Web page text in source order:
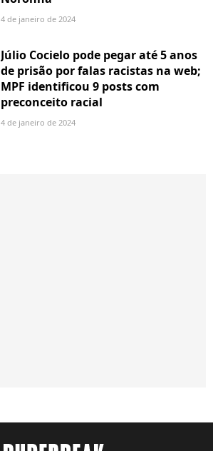
4 de janeiro de 2024
Júlio Cocielo pode pegar até 5 anos
de prisão por falas racistas na web;
MPF identificou 9 posts com
preconceito racial
4 de janeiro de 2024